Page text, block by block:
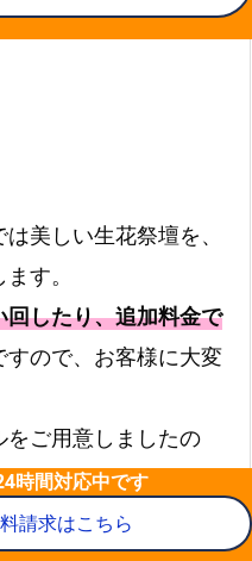
美しい生花祭壇を、
す。
回したり、追加料金で
すので、お客様に大変
ご用意しましたの
のご要望にお応えし
時間対応中です
請求はこちら